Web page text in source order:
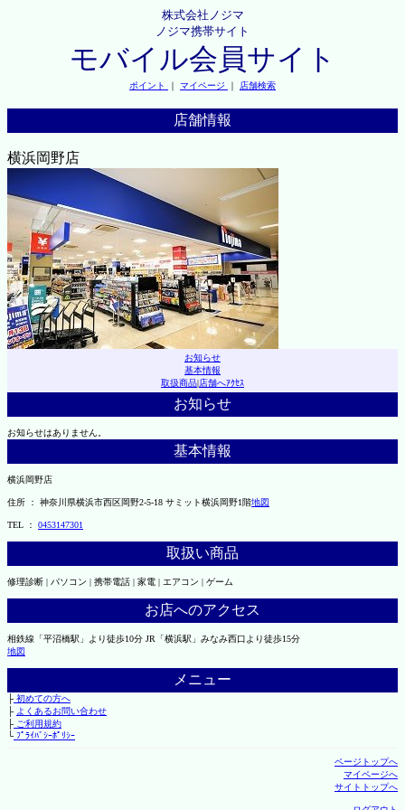
株式会社ノジマ
ノジマ携帯サイト
モバイル会員サイト
ポイント ｜ マイページ ｜ 店舗検索
店舗情報
横浜岡野店
お知らせ
基本情報
取扱商品|店舗へｱｸｾｽ
お知らせ
お知らせはありません。
基本情報
横浜岡野店
住所 ： 神奈川県横浜市西区岡野2-5-18 サミット横浜岡野1階地図
TEL ： 0453147301
取扱い商品
修理診断 | パソコン | 携帯電話 | 家電 | エアコン | ゲーム
お店へのアクセス
相鉄線「平沼橋駅」より徒歩10分 JR「横浜駅」みなみ西口より徒歩15分
地図
メニュー
├初めての方へ
├ よくあるお問い合わせ
├ご利用規約
└ﾌﾟﾗｲﾊﾞｼｰﾎﾟﾘｼｰ
ページトップへ
マイページへ
サイトトップへ